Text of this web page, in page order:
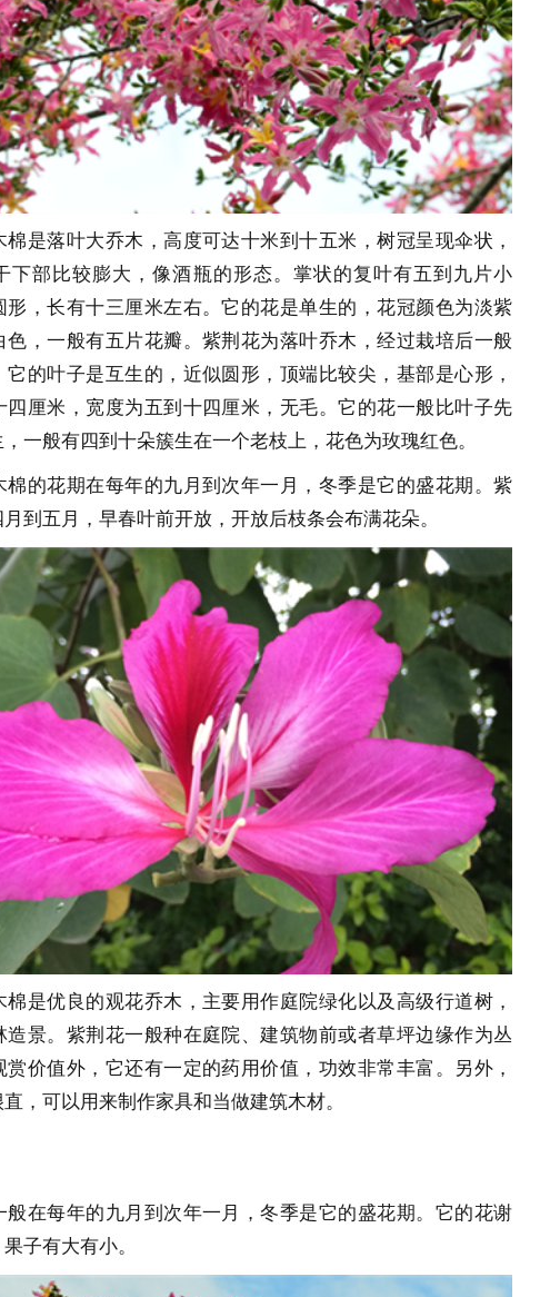
棉是落叶大乔木，高度可达十米到十五米，树冠呈现伞状，
下部比较膨大，像酒瓶的形态。掌状的复叶有五到九片小
形，长有十三厘米左右。它的花是单生的，花冠颜色为淡紫
色，一般有五片花瓣。紫荆花为落叶乔木，经过栽培后一般
它的叶子是互生的，近似圆形，顶端比较尖，基部是心形，
四厘米，宽度为五到十四厘米，无毛。它的花一般比叶子先
一般有四到十朵簇生在一个老枝上，花色为玫瑰红色。
棉的花期在每年的九月到次年一月，冬季是它的盛花期。紫
到五月，早春叶前开放，开放后枝条会布满花朵。
棉是优良的观花乔木，主要用作庭院绿化以及高级行道树，
造景。紫荆花一般种在庭院、建筑物前或者草坪边缘作为丛
价值外，它还有一定的药用价值，功效非常丰富。另外，
，可以用来制作家具和当做建筑木材。
般在每年的九月到次年一月，冬季是它的盛花期。它的花谢
子有大有小。